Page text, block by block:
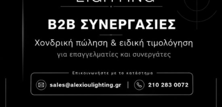
Κατάστημα Χαλάνδρι:Σαρανταπόρου 55, 15232, Χαλάνδρι
sales@alexioulighting.gr
210 283 0072
6983123181